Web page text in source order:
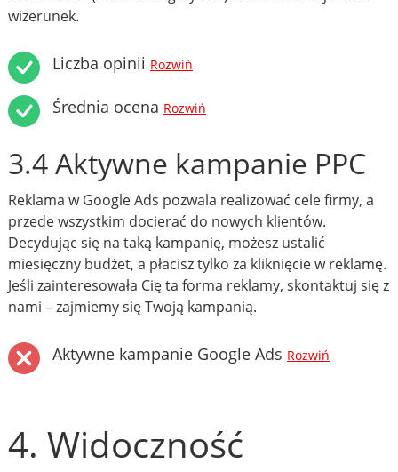
wizerunek.
Liczba opinii Rozwiń
Średnia ocena Rozwiń
3.4 Aktywne kampanie PPC
Reklama w Google Ads pozwala realizować cele firmy, a
przede wszystkim docierać do nowych klientów.
Decydując się na taką kampanię, możesz ustalić
miesięczny budżet, a płacisz tylko za kliknięcie w reklamę.
Jeśli zainteresowała Cię ta forma reklamy, skontaktuj się z
nami – zajmiemy się Twoją kampanią.
Aktywne kampanie Google Ads Rozwiń
4. Widoczność